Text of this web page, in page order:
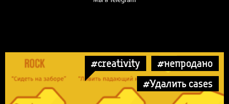
#creativity
#непродано
#Удалить cases